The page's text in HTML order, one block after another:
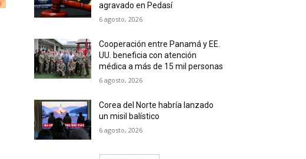
agravado en Pedasí
6 agosto, 2026
Cooperación entre Panamá y EE.
UU. beneficia con atención
médica a más de 15 mil personas
6 agosto, 2026
Corea del Norte habría lanzado
un misil balístico
6 agosto, 2026